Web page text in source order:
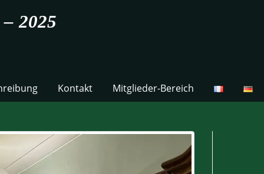
2025
Kontakt Mitglieder-Bereich